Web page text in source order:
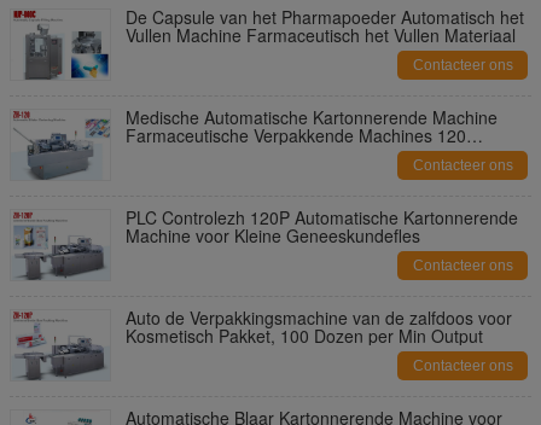
De Capsule van het Pharmapoeder Automatisch het
Vullen Machine Farmaceutisch het Vullen Materiaal
Contacteer ons
Medische Automatische Kartonnerende Machine
Farmaceutische Verpakkende Machines 120
Contacteer ons
PLC Controlezh 120P Automatische Kartonnerende
Machine voor Kleine Geneeskundefles
Contacteer ons
Auto de Verpakkingsmachine van de zalfdoos voor
Kosmetisch Pakket, 100 Dozen per Min Output
Contacteer ons
Automatische Blaar Kartonnerende Machine voor